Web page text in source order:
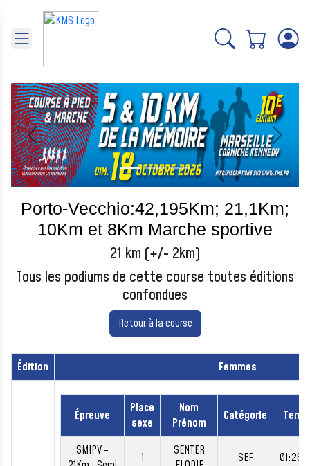
Précédent Suivant
Porto-Vecchio:42,195Km; 21,1Km;
10Km et 8Km Marche sportive
21 km (+/- 2km)
Tous les podiums de cette course toutes éditions
confondues
Retour à la course
Édition Femmes
Épreuve
Place
sexe
Nom
Prénom
Catégorie
SMIPV -
1
SENTER
SEF
Panneau de gestion des cookies